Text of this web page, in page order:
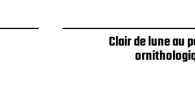
Clair de lune au